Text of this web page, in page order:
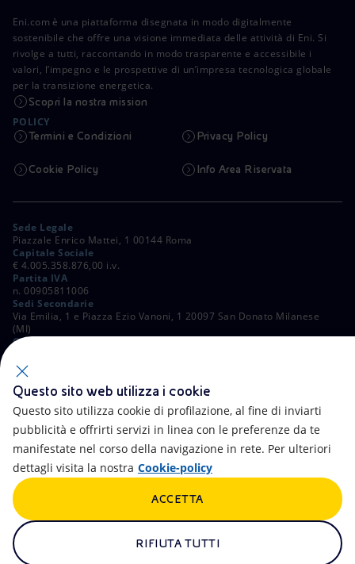
Eni.com è una piattaforma disegnata in modo digitalmente
sostenibile che offre una visione immediata delle attività di Eni. Si
rivolge a tutti, raccontando in modo trasparente e accessibile i
valori, l’impegno e le prospettive di un’impresa tecnologica globale
per la transizione energetica.
Scopri la nostra mission
POLICY
Termini e Condizioni Privacy Policy
Cookie Policy Info Area Riservata
Sede Legale
Piazzale Enrico Mattei, 1 00144 Roma
Capitale Sociale
€ 4.005.358.876,00 i.v.
Partita IVA
n. 00905811006
Sedi Secondarie
Via Emilia, 1 e Piazza Ezio Vanoni, 1 20097 San Donato Milanese
(MI)
C. Fiscale e Registro Imprese di Roma
ALTRI LINK
Accessibilità Calendario
Newsletter Intelligenza artificiale
Truffe e Phishing
Questo sito web utilizza i cookie
Questo sito utilizza cookie di profilazione, al fine di inviarti
pubblicità e offrirti servizi in linea con le preferenze da te
manifestate nel corso della navigazione in rete. Per ulteriori
dettagli visita la nostra Cookie-policy
RIFIUTA TUTTI
ACCETTA